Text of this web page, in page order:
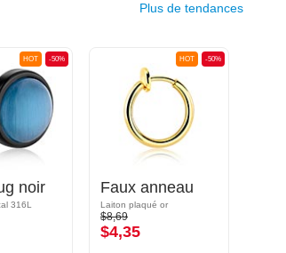
Plus de tendances
-50%
HOT
noir
316L
-50%
HOT
Faux anneau
Laiton plaqué or
$8,69
$4,35